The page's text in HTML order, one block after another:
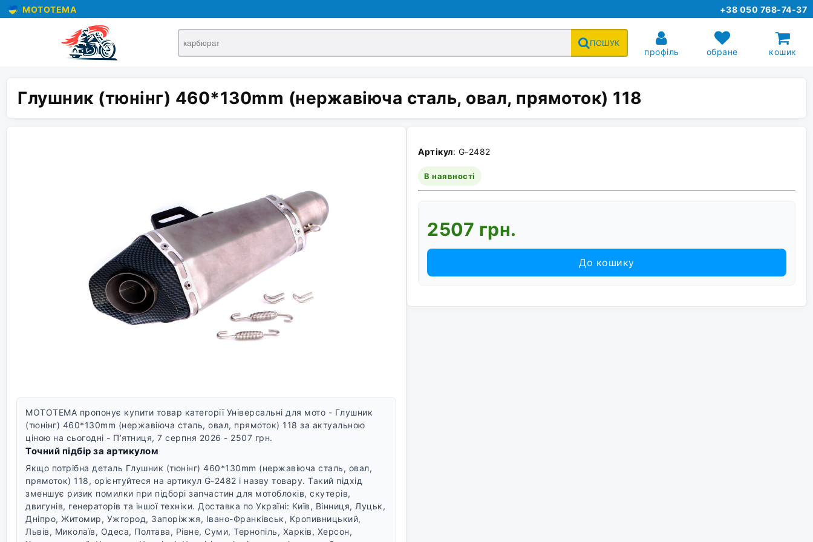
MOTOTEMA +38 050 768-74-37
ПОШУК
профіль обране кошик
Глушник (тюнінг) 460*130mm (нержавіюча сталь, овал, прямоток) 118
MOTOTEMA пропонує купити товар категорії Універсальні для мото - Глушник
(тюнінг) 460*130mm (нержавіюча сталь, овал, прямоток) 118 за актуальною
ціною на сьогодні - П’ятниця, 7 серпня 2026 - 2507 грн.
Точний підбір за артикулом
Якщо потрібна деталь Глушник (тюнінг) 460*130mm (нержавіюча сталь, овал,
прямоток) 118, орієнтуйтеся на артикул G-2482 і назву товару. Такий підхід
зменшує ризик помилки при підборі запчастин для мотоблоків, скутерів,
двигунів, генераторів та іншої техніки. Доставка по Україні: Київ, Вінниця, Луцьк,
Дніпро, Житомир, Ужгород, Запоріжжя, Івано-Франківськ, Кропивницький,
Львів, Миколаїв, Одеса, Полтава, Рівне, Суми, Тернопіль, Харків, Херсон,
Артікул: G-2482
В наявності
2507 грн.
До кошику